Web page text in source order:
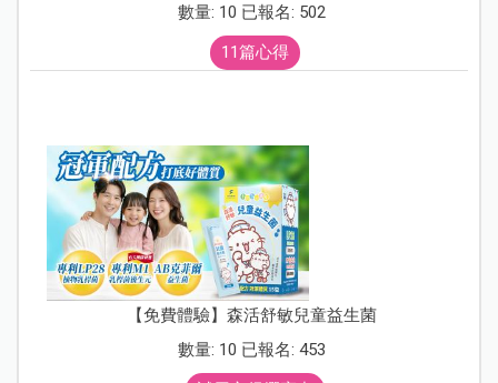
數量: 10 已報名: 502
11篇心得
【免費體驗】森活舒敏兒童益生菌
數量: 10 已報名: 453